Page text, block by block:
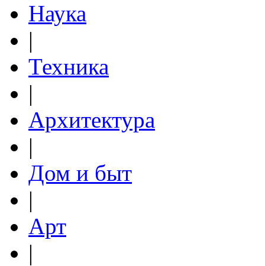
Наука
|
Техника
|
Архитектура
|
Дом и быт
|
Арт
|